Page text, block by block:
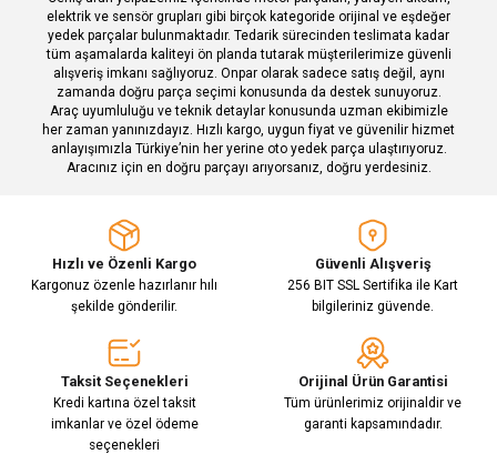
Gönder
elektrik ve sensör grupları gibi birçok kategoride orijinal ve eşdeğer
yedek parçalar bulunmaktadır. Tedarik sürecinden teslimata kadar
tüm aşamalarda kaliteyi ön planda tutarak müşterilerimize güvenli
alışveriş imkanı sağlıyoruz. Onpar olarak sadece satış değil, aynı
zamanda doğru parça seçimi konusunda da destek sunuyoruz.
Araç uyumluluğu ve teknik detaylar konusunda uzman ekibimizle
her zaman yanınızdayız. Hızlı kargo, uygun fiyat ve güvenilir hizmet
anlayışımızla Türkiye’nin her yerine oto yedek parça ulaştırıyoruz.
Aracınız için en doğru parçayı arıyorsanız, doğru yerdesiniz.
Hızlı ve Özenli Kargo
Kargonuz özenle hazırlanır hılı
şekilde gönderilir.
Güvenli Alışveriş
256 BIT SSL Sertifika ile Kart
bilgileriniz güvende.
Taksit Seçenekleri
Kredi kartına özel taksit
imkanlar ve özel ödeme
seçenekleri
Orijinal Ürün Garantisi
Tüm ürünlerimiz orijinaldir ve
garanti kapsamındadır.